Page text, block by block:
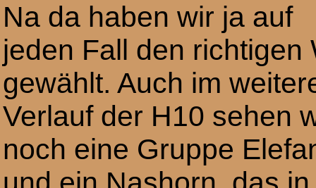
Na da haben wir ja auf
jeden Fall den richtigen
gewählt. Auch im
Verlauf der H10 sehen
noch eine Gruppe